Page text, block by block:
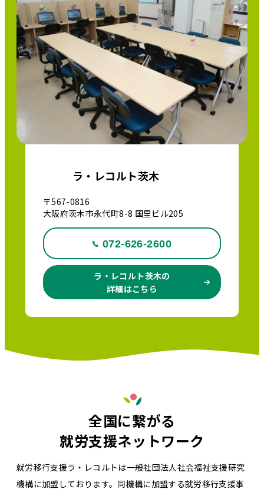
ラ・レコルト茨木
〒567-0816
大阪府茨木市永代町8-8 国里ビル205
072-626-2600
ラ・レコルト茨木の
詳細はこちら
全国に繋がる
就労支援ネットワーク
就労移行支援ラ・レコルトは一般社団法人社会福祉支援研究
機構に加盟しております。同機構に加盟する就労移行支援事